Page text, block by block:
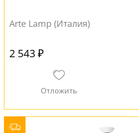
Arte Lamp (Италия)
2 543 ₽